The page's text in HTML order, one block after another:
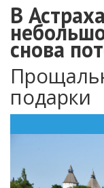
В
снова
подарки